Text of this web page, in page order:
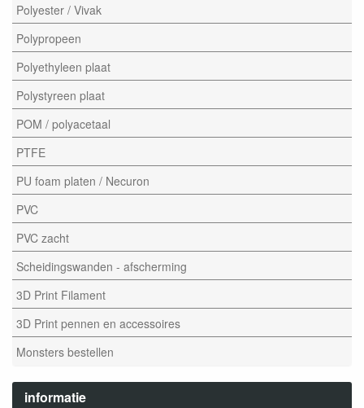
Polyester / Vivak
Polypropeen
Polyethyleen plaat
Polystyreen plaat
POM / polyacetaal
PTFE
PU foam platen / Necuron
PVC
PVC zacht
Scheidingswanden - afscherming
3D Print Filament
3D Print pennen en accessoires
Monsters bestellen
informatie